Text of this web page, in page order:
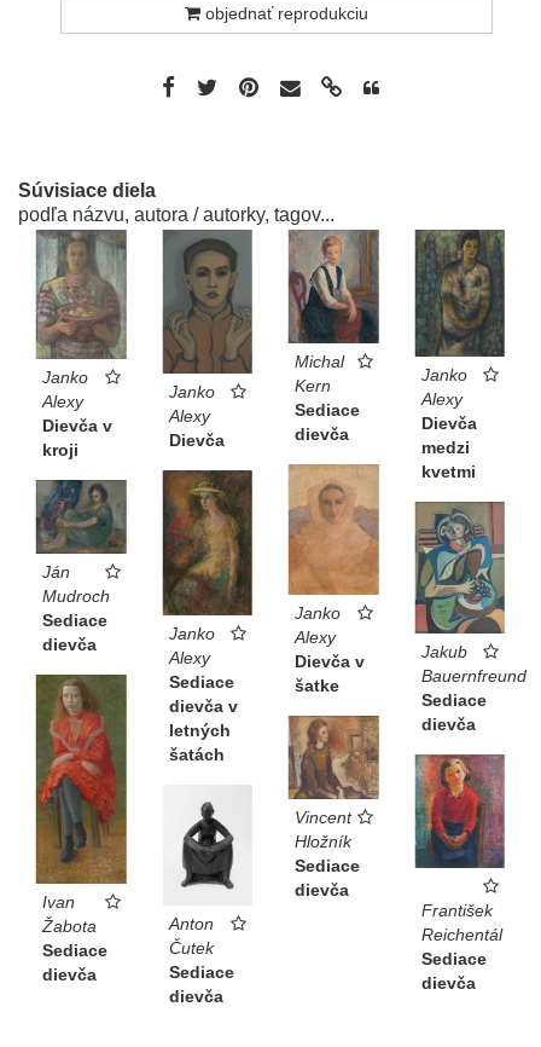
objednať reprodukciu
Súvisiace diela
podľa názvu, autora / autorky, tagov...
Janko
Alexy
Dievča v
kroji
Janko
Alexy
Dievča
Michal
Kern
Sediace
dievča
Janko
Alexy
Dievča
medzi
kvetmi
Janko
Alexy
Dievča v
šatke
Janko
Alexy
Sediace
dievča v
letných
šatách
Ján
Mudroch
Sediace
dievča
Jakub
Bauernfreund
Sediace
dievča
Ivan
Žabota
Sediace
dievča
Vincent
Hložník
Sediace
dievča
František
Reichentál
Sediace
dievča
Anton
Čutek
Sediace
dievča